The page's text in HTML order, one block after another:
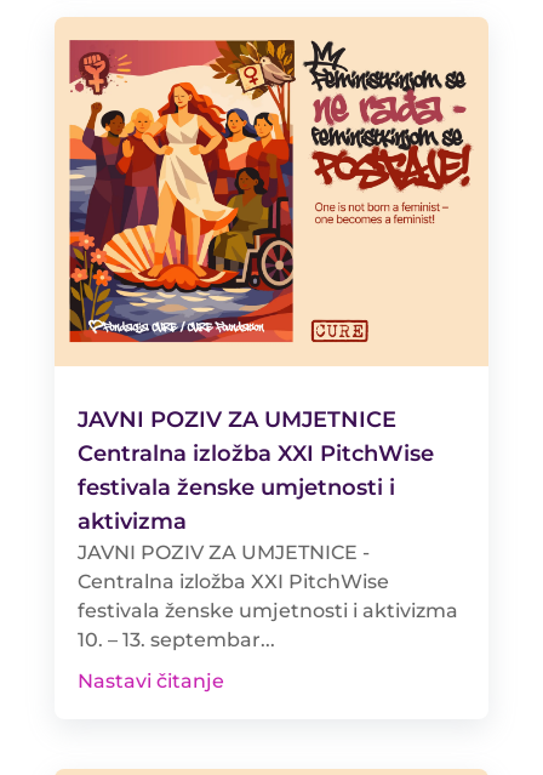
JAVNI POZIV ZA UMJETNICE
Centralna izložba XXI PitchWise
festivala ženske umjetnosti i
aktivizma
JAVNI POZIV ZA UMJETNICE -
Centralna izložba XXI PitchWise
festivala ženske umjetnosti i aktivizma
10. – 13. septembar...
Nastavi čitanje